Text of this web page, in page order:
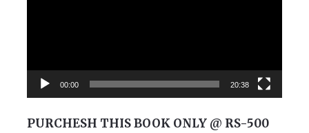
00:00 20:38
PURCHESH THIS BOOK ONLY @ RS-500